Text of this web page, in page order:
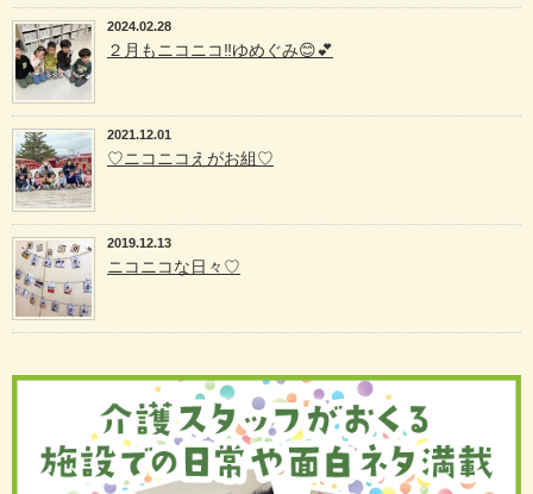
2024.02.28
２月もニコニコ‼️ゆめぐみ😊💕
2021.12.01
♡ニコニコえがお組♡
2019.12.13
ニコニコな日々♡